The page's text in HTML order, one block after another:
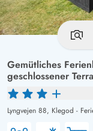
Gemütliches
geschlossener
Lyngvejen 88, Klegod -